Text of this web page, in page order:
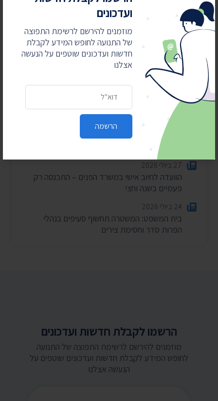
ועדכונים
מוזמנים להירשם לרשימת התפוצה
של התנועה לחופש המידע לקבלת
חדשות ועדכונים שוטפים על הנעשה
אצלנו
הרשמה
חדשות אחרונות
4 באוגוסט 2026
חשפנו: דוחות הביקורת על לימודי ליבה במוסדות
חרדיים
עתרנו וחשפנו: יומן הפגישות של השרה עידית סילמן
הוצאות מעונות ראש הממשלה ל-2025-2026
27 ביולי 2026
הוועדה לחיוב אישי במשרד הפנים – התכנסה רק
פעמיים בשנה וחצי
24 ביולי 2026
בית המשפט: המשטרה תחשוף סעיפים בנהלי
הפרות סדר וחסימת צירים
הרשמו לקבלת חדשות ועדכונים
מוזמנים להירשם לרשימת התפוצה של התנועה
לחופש המידע לקבלת חדשות ועדכונים שוטפים על
הנעשה אצלנו